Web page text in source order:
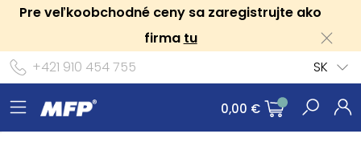
Pre veľkoobchodné ceny sa zaregistrujte ako
firma tu
+421 910 454 755
SK
0,00 €